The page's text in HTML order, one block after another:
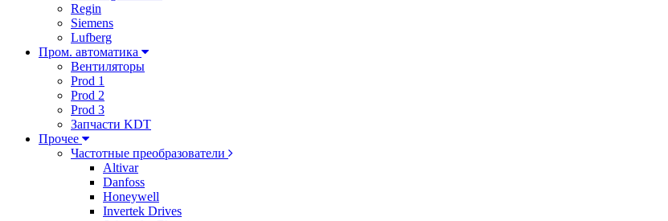
Regin
Siemens
Lufberg
Пром. автоматика
Вентиляторы
Prod 1
Prod 2
Prod 3
Запчасти KDT
Прочее
Частотные преобразователи
Altivar
Danfoss
Honeywell
Invertek Drives